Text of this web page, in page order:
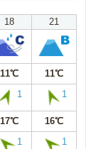
18 21
11℃ 11℃
1 1
17℃ 16℃
1 1